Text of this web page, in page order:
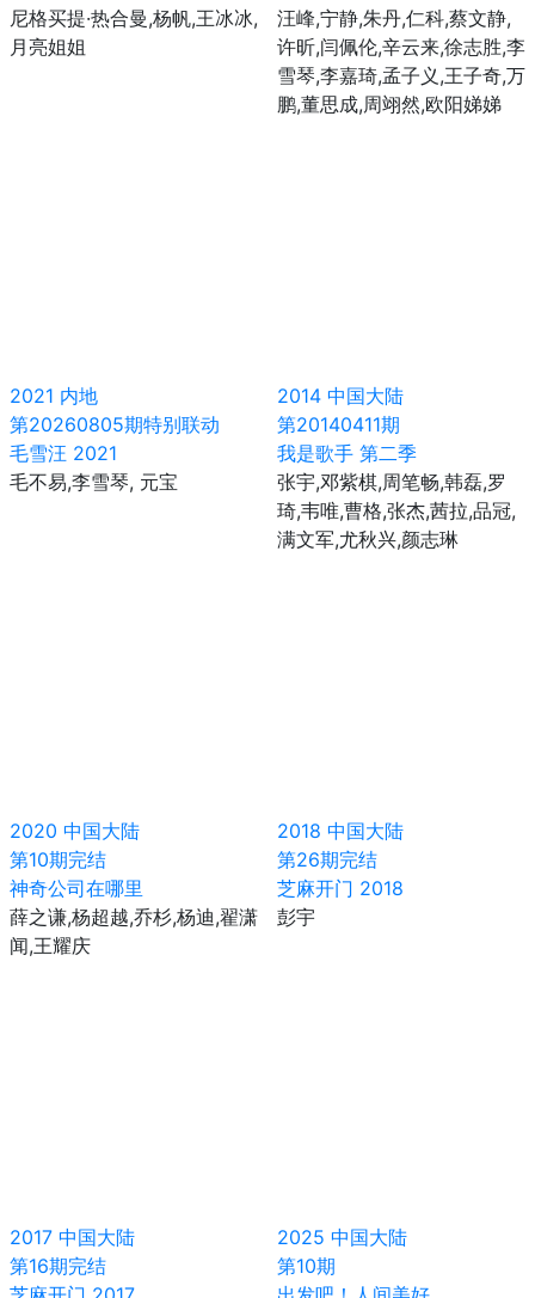
尼格买提·热合曼,杨帆,王冰冰,
月亮姐姐
汪峰,宁静,朱丹,仁科,蔡文静,
许昕,闫佩伦,辛云来,徐志胜,李
雪琴,李嘉琦,孟子义,王子奇,万
鹏,董思成,周翊然,欧阳娣娣
2021 内地
第20260805期特别联动
毛雪汪 2021
毛不易,李雪琴, 元宝
2014 中国大陆
第20140411期
我是歌手 第二季
张宇,邓紫棋,周笔畅,韩磊,罗
琦,韦唯,曹格,张杰,茜拉,品冠,
满文军,尤秋兴,颜志琳
2020 中国大陆
第10期完结
神奇公司在哪里
薛之谦,杨超越,乔杉,杨迪,翟潇
闻,王耀庆
2018 中国大陆
第26期完结
芝麻开门 2018
彭宇
2017 中国大陆
第16期完结
2025 中国大陆
第10期